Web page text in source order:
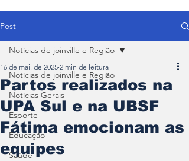
Post
Notícias de joinville e Região
Notícias Gerais
Esporte
Educação
Saúde
Notícias de joinville e Região
Partos realizados na
UPA Sul e na UBSF
Fátima emocionam as
equipes
16 de mai. de 2025 2 min de leitura